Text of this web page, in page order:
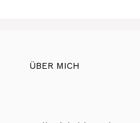
ÜBER MICH